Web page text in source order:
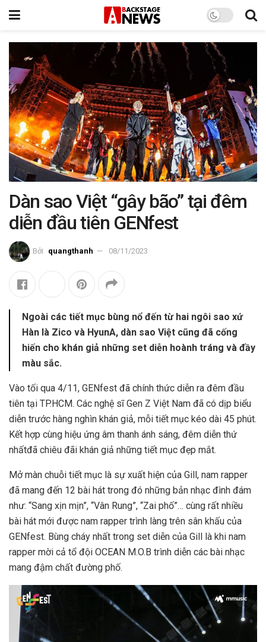
Dàn sao Việt “gây bão” tại đêm
diễn đầu tiên GENfest
Bởi quangthanh 08/11/2023
Ngoài các tiết mục bùng nổ đến từ hai ngôi sao xứ
Hàn là Zico và HyunA, dàn sao Việt cũng đã cống
hiến cho khán giả những set diễn hoành tráng và đầy
màu sắc.
Vào tối qua 4/11, GENfest đã chính thức diễn ra đêm đầu
tiên tại TP.HCM. Các nghệ sĩ Gen Z Việt Nam đã có dịp biểu
diễn trước hàng nghìn khán giả, mỗi tiết mục kéo dài 45 phút.
Kết hợp cùng hiệu ứng âm thanh ánh sáng, đêm diễn thứ
nhấtđã chiêu đãi khán giả những tiết mục đẹp mắt.
Mở màn chuỗi tiết mục là sự xuất hiện của Gill, nam rapper
đã mang đến 12 bài hát trong đó những bản nhạc đình đám
như: “Sang xịn mịn”, “Vân Rung”, “Zai phố”… cùng rất nhiều
bài hát mới được nam rapper trình làng trên sân khấu của
GENfest. Bùng cháy nhất trong set diễn của Gill là khi nam
rapper mời cả tổ đội OCEAN M.O.B trình diễn các bài nhạc
mang đậm chất đường phố.